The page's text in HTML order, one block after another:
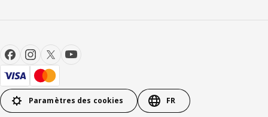
Paramètres des cookies FR